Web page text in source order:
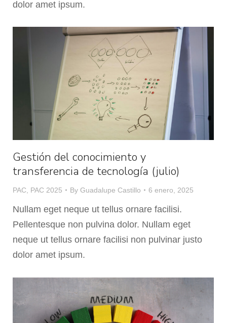
dolor amet ipsum.
Gestión del conocimiento y
transferencia de tecnología (julio)
PAC PAC 2025 By Guadalupe Castillo 6 enero, 2025
Nullam eget neque ut tellus ornare facilisi.
Pellentesque non pulvina dolor. Nullam eget
neque ut tellus ornare facilisi non pulvinar justo
dolor amet ipsum.